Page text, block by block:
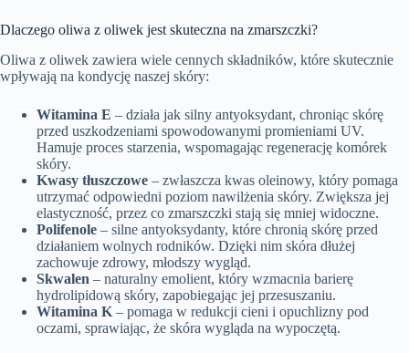
Dlaczego oliwa z oliwek jest skuteczna na zmarszczki?
Oliwa z oliwek zawiera wiele cennych składników, które skutecznie
wpływają na kondycję naszej skóry:
Witamina E – działa jak silny antyoksydant, chroniąc skórę
przed uszkodzeniami spowodowanymi promieniami UV.
Hamuje proces starzenia, wspomagając regenerację komórek
skóry.
Kwasy tłuszczowe – zwłaszcza kwas oleinowy, który pomaga
utrzymać odpowiedni poziom nawilżenia skóry. Zwiększa jej
elastyczność, przez co zmarszczki stają się mniej widoczne.
Polifenole – silne antyoksydanty, które chronią skórę przed
działaniem wolnych rodników. Dzięki nim skóra dłużej
zachowuje zdrowy, młodszy wygląd.
Skwalen – naturalny emolient, który wzmacnia barierę
hydrolipidową skóry, zapobiegając jej przesuszaniu.
Witamina K – pomaga w redukcji cieni i opuchlizny pod
oczami, sprawiając, że skóra wygląda na wypoczętą.